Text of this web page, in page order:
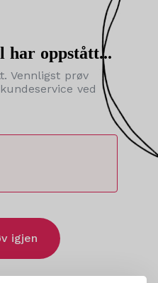
har oppstått...
Vennligst prøv
ved
igjen